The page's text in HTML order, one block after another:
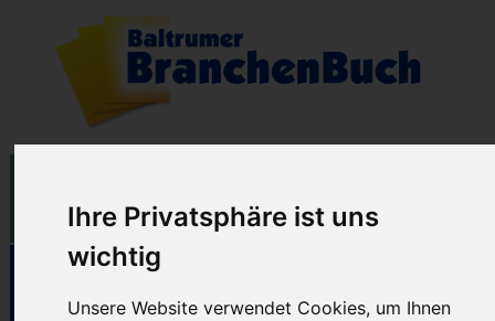
Ihre Privatsphäre ist uns
wichtig
Unsere Website verwendet Cookies, um Ihnen